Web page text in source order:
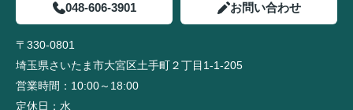
048-606-3901 お問い合わせ
〒330-0801
埼玉県さいたま市大宮区土手町２丁目1-1-205
営業時間： 10:00～18:00
定休日： 水